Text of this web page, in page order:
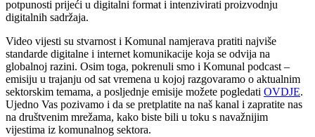
potpunosti prijeći u digitalni format i intenzivirati proizvodnju
digitalnih sadržaja.
Video vijesti su stvarnost i Komunal namjerava pratiti najviše
standarde digitalne i internet komunikacije koja se odvija na
globalnoj razini. Osim toga, pokrenuli smo i Komunal podcast –
emisiju u trajanju od sat vremena u kojoj razgovaramo o aktualnim
sektorskim temama, a posljednje emisije možete pogledati OVDJE.
Ujedno Vas pozivamo i da se pretplatite na naš kanal i zapratite nas
na društvenim mrežama, kako biste bili u toku s navažnijim
vijestima iz komunalnog sektora.